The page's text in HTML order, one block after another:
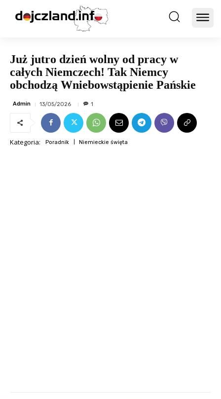
Już jutro dzień wolny od pracy w
całych Niemczech! Tak Niemcy
obchodzą Wniebowstąpienie Pańskie
Admin 13/05/2026 1
Kategoria: Poradnik Niemieckie święta